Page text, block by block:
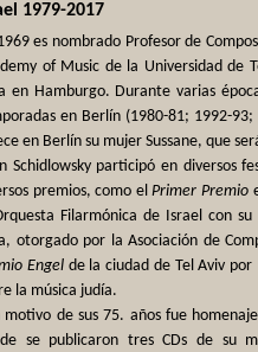
1979-2017
es nombrado Profesor de
of Music de la Universidad de
en Hamburgo. Durante varias
en Berlín (1980-81; 1992-
en Berlín su mujer Sussane, que
Schidlowsky participó en diversos
premios, como elPrimer Premio
Filarmónica de Israel con
otorgado por la Asociación de
Engelde la ciudad de Tel Aviv por
la música judía.
motivo de sus 75. años fue
se publicaron tres CDs de su